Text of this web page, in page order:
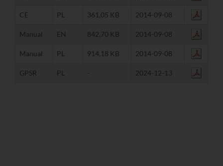
CE PL 361,05 KB 2014-09-08
Manual EN 842,70 KB 2014-09-08
Manual PL 914,18 KB 2014-09-08
GPSR PL - 2024-12-13